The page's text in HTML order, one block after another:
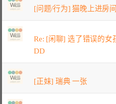
[问题/行为] 猫晚上进房
Re: [闲聊] 选了错误的
DD
[正妹] 瑞典 一张